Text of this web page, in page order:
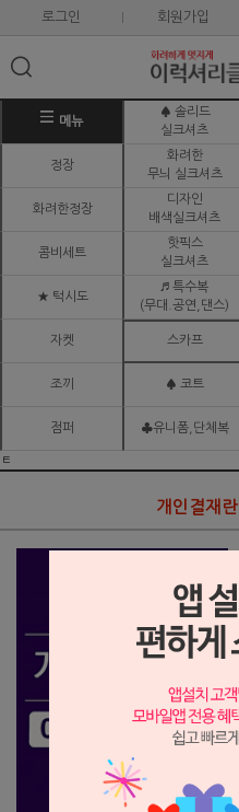
로그인 회원가입
메뉴
♠ 솔리드
실크셔츠
정장
화려한
무늬 실크셔츠
화려한정장
디자인
배색실크셔츠
콤비세트
핫픽스
실크셔츠
★ 턱시도
♬ 특수복
(무대.공연,댄스)
자켓 스카프
조끼 ♠ 코트
점퍼 ♣유니폼,단체복
ㅌ
개인결재란